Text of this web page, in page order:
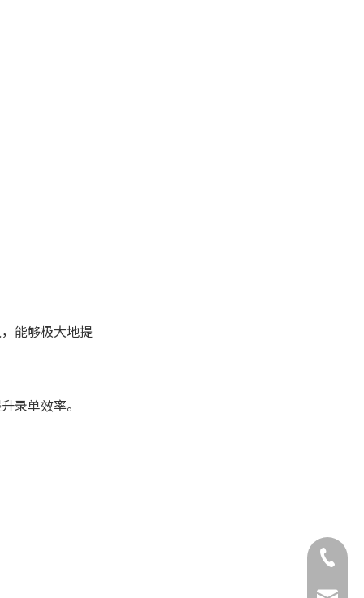
能够极大地提
录单效率。
+86-